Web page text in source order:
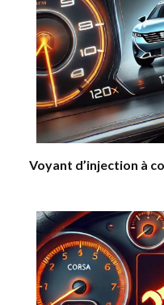
Voyant d’injection à